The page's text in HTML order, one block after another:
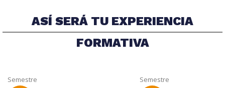
ASÍ SERÁ TU EXPERIENCIA
FORMATIVA
Semestre Semestre